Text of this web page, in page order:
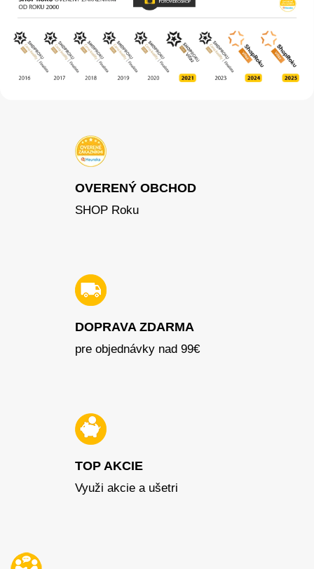
OVERENÝ OBCHOD
SHOP Roku
DOPRAVA ZDARMA
pre objednávky nad 99€
TOP AKCIE
Využi akcie a ušetri